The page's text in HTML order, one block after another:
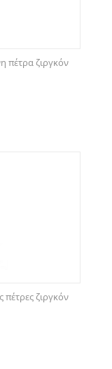
πέτρα ζιργκόν
πέτρες ζιργκόν